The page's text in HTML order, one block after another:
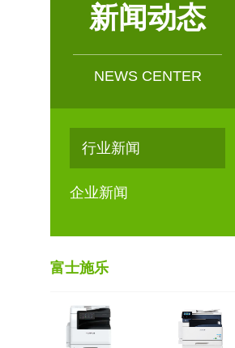
新闻动态
NEWS CENTER
行业新闻
企业新闻
富士施乐